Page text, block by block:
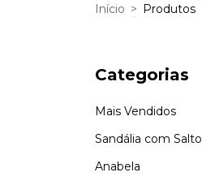
Início > Produtos
Categorias
Mais Vendidos
Sandália com Salto
Anabela